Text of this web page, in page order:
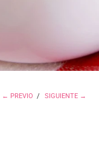
← PREVIO / SIGUIENTE →